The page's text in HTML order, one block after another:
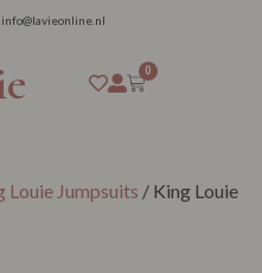
info@lavieonline.nl
0
Louie Jumpsuits / King Louie